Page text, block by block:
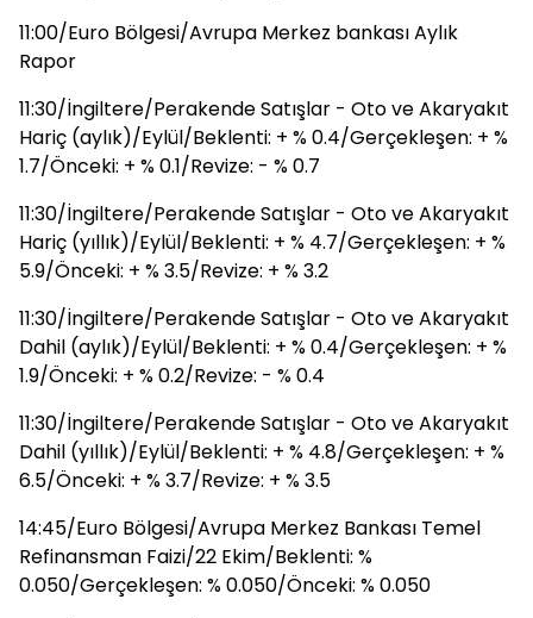
11:00/Euro Bölgesi/Avrupa Merkez bankası Aylık
Rapor
11:30/İngiltere/Perakende Satışlar - Oto ve Akaryakıt
Hariç (aylık)/Eylül/Beklenti: + % 0.4/Gerçekleşen: + %
1.7/Önceki: + % 0.1/Revize: - % 0.7
11:30/İngiltere/Perakende Satışlar - Oto ve Akaryakıt
Hariç (yıllık)/Eylül/Beklenti: + % 4.7/Gerçekleşen: + %
5.9/Önceki: + % 3.5/Revize: + % 3.2
11:30/İngiltere/Perakende Satışlar - Oto ve Akaryakıt
Dahil (aylık)/Eylül/Beklenti: + % 0.4/Gerçekleşen: + %
1.9/Önceki: + % 0.2/Revize: - % 0.4
11:30/İngiltere/Perakende Satışlar - Oto ve Akaryakıt
Dahil (yıllık)/Eylül/Beklenti: + % 4.8/Gerçekleşen: + %
6.5/Önceki: + % 3.7/Revize: + % 3.5
14:45/Euro Bölgesi/Avrupa Merkez Bankası Temel
Refinansman Faizi/22 Ekim/Beklenti: %
0.050/Gerçekleşen: % 0.050/Önceki: % 0.050